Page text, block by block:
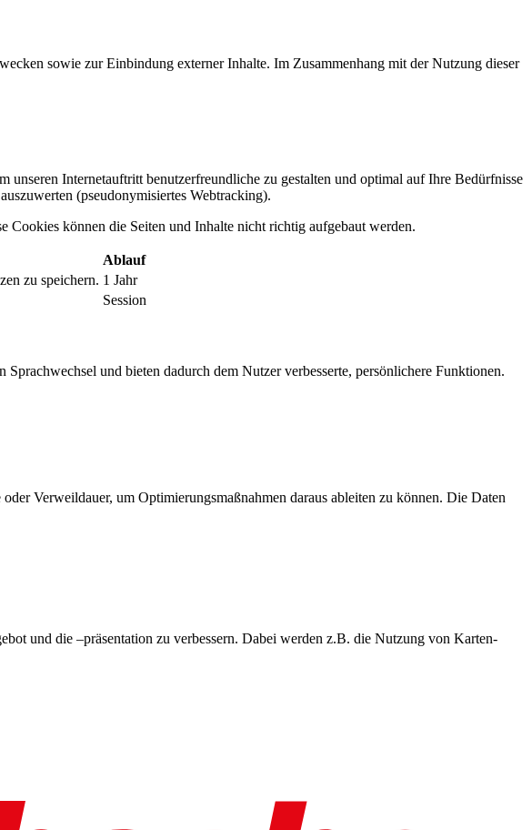
sowie zur Einbindung externer Inhalte. Im Zusammenhang mit der Nutzung dieser
Internetauftritt benutzerfreundliche zu gestalten und optimal auf Ihre Bedürfnisse
(pseudonymisiertes Webtracking).
können die Seiten und Inhalte nicht richtig aufgebaut werden.
Ablauf
zu speichern. 1 Jahr
Session
und bieten dadurch dem Nutzer verbesserte, persönlichere Funktionen.
Verweildauer, um Optimierungsmaßnahmen daraus ableiten zu können. Die Daten
und die –präsentation zu verbessern. Dabei werden z.B. die Nutzung von Karten-